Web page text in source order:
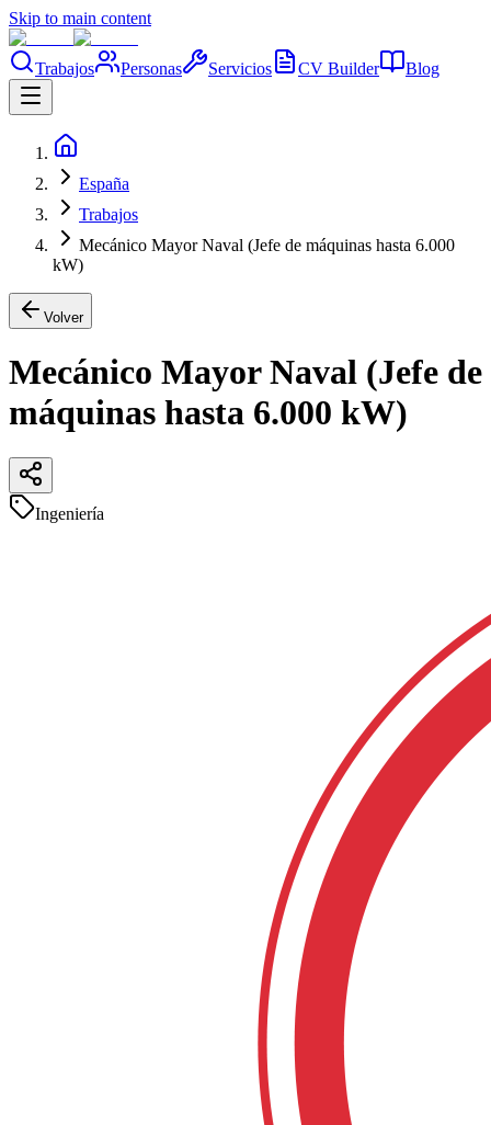
Skip to main content
Trabajos Personas Servicios CV Builder Blog
España
Trabajos
Mecánico Mayor Naval (Jefe de máquinas hasta 6.000
kW)
Volver
Mecánico Mayor Naval (Jefe de
máquinas hasta 6.000 kW)
Ingeniería